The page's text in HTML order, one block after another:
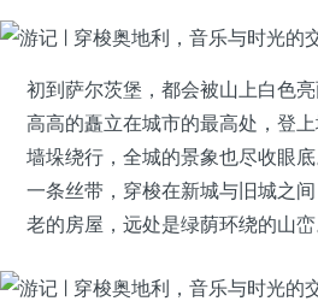
初到萨尔茨堡，都会被山上白色
高高的矗立在城市的最高处，登
墙垛绕行，全城的景象也尽收眼
一条丝带，穿梭在新城与旧城之
老的房屋，远处是绿荫环绕的山峦